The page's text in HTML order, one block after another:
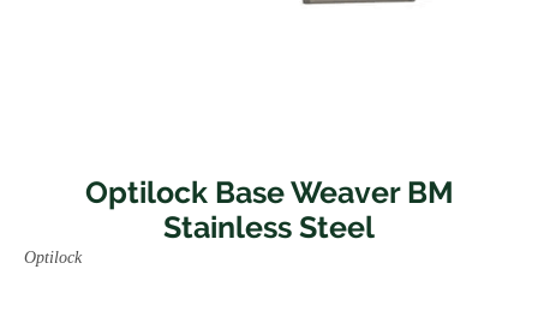
Optilock Base Weaver BM
Stainless Steel
Optilock